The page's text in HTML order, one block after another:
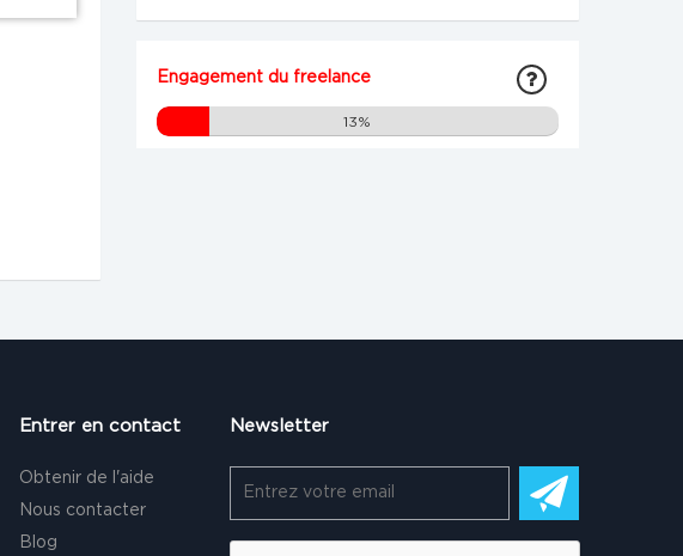
Engagement du freelance
13%
Entrer en contact
Obtenir de l'aide
Nous contacter
Blog
Newsletter